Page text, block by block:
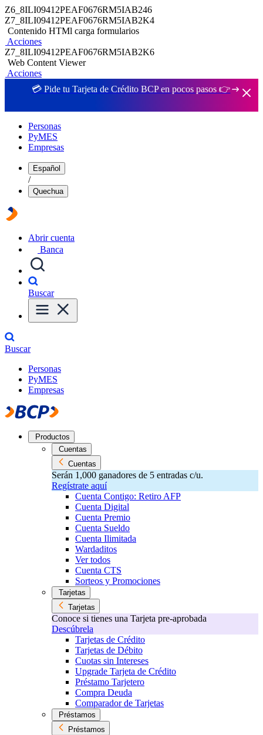
Z6_8ILI09412PEAF0676RM5IAB246
Z7_8ILI09412PEAF0676RM5IAB2K4
Contenido HTMl carga formularios
Acciones
Z7_8ILI09412PEAF0676RM5IAB2K6
Web Content Viewer
Acciones
💳 Pide tu Tarjeta de Crédito BCP en pocos pasos 👉
Personas
PyMES
Empresas
Español
/
Quechua
Abrir cuenta
Banca
Buscar
Buscar
Personas
PyMES
Empresas
Productos
Cuentas
Cuentas
Serán 1,000 ganadores de 5 entradas c/u.
Regístrate aquí
Cuenta Contigo: Retiro AFP
Cuenta Digital
Cuenta Premio
Cuenta Sueldo
Cuenta Ilimitada
Wardaditos
Ver todos
Cuenta CTS
Sorteos y Promociones
Tarjetas
Tarjetas
Conoce si tienes una Tarjeta pre-aprobada
Descúbrela
Tarjetas de Crédito
Tarjetas de Débito
Cuotas sin Intereses
Upgrade Tarjeta de Crédito
Préstamo Tarjetero
Compra Deuda
Comparador de Tarjetas
Préstamos
Préstamos